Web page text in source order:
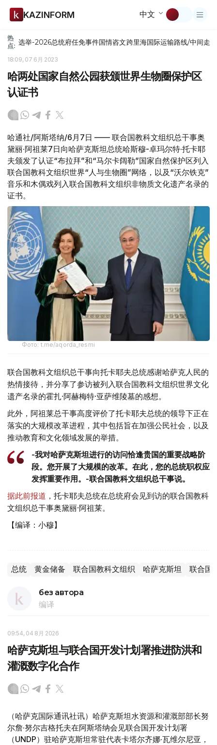
KAZINFORM 中文
热
点: 选举-2026总统府任免事件国情咨文跨里海国际运输路线/中间走廊
18:09, 07 6月 2023
哈两处国家自然公园获颁世界生物圈保护区
认证书
哈通社/阿斯塔纳/6月7日 —— 联合国教科文组织总干事奥
黛丽·阿祖莱7日向哈萨克斯坦总统哈斯穆-卓玛尔特·托卡耶
夫颁发了认证“布拉拜”和“马尔卡阔勒”国家自然保护区列入
联合国教科文组织世界“人与生物圈”网络，以及“沃尔铁克”
音乐和木偶戏列入联合国教科文组织非物质文化遗产名录的
证书。
Фото: t.me/aqorda_resmi
联合国教科文组织总干事向托卡耶夫总统感谢哈萨克人民的
热情接待，并分享了参访被列入联合国教科文组织世界文化
遗产名录的霍扎·阿赫梅特·亚萨维陵墓的感想。
此外，阿祖莱总干事高度评价了托卡耶夫总统的领导下正在
落实的大规模改革进程，其中包括旨在加强公民社会，以及
推动教育和文化领域发展的举措。
-我对哈萨克斯坦进行的访问恰逢贵国的重要战略阶
段。您开展了大规模的改革。在此，您的总统职权应
发挥重要作用。-联合国教科文组织总干事说。
据此前报道 ，托卡耶夫总统在总统府会见到访的联合国教科
文组织总干事奥黛丽·阿祖莱。
【编译：小穆】
总统 黄金储备 联合国教科文组织 哈萨克斯坦 联合国
без автора
编译
09:54, 04 8月 2026
哈萨克斯坦与联合国开发计划署推进防洪和
灌溉数字化合作
（哈萨克国际通讯社讯）哈萨克斯坦水资源和灌溉部部长努
尔詹·努尔吉格托夫在阿斯塔纳会见联合国开发计划署
（UNDP）驻哈萨克斯坦常驻代表卡塔尔齐娜·瓦维尔尼亚，